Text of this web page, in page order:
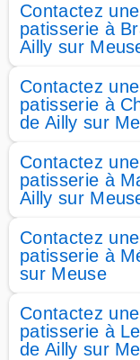
Contactez
patisserie à
Ailly sur
Contactez
patisserie à
de Ailly sur
Contactez
patisserie à
Ailly sur
Contactez
patisserie à
sur Meuse
Contactez
patisserie à
de Ailly sur